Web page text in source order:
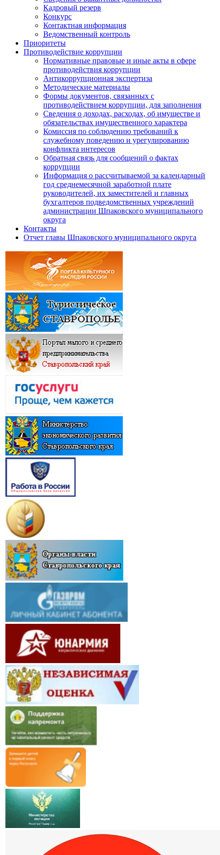
Кадровый резерв
Конкурс
Контактная информация
Ведомственный контроль
Приоритеты
Противодействие коррупции
Нормативные правовые и иные акты в сфере
противодействия коррупции
Антикоррупционная экспертиза
Методические материалы
Формы документов, связанных с
противодействием коррупции, для заполнения
Сведения о доходах, расходах, об имуществе и
обязательствах имущественного характера
Комиссия по соблюдению требований к
служебному поведению и урегулированию
конфликта интересов
Обратная связь для сообщений о фактах
коррупции
Информация о рассчитываемой за календарный
год среднемесячной заработной плате
руководителей, их заместителей и главных
бухгалтеров подведомственных учреждений
администрации Шпаковского муниципального
округа
Контакты
Отчет главы Шпаковского муниципального округа